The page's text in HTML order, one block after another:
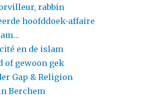
rabbin
hoofddoek-affaire
en de islam
of gewoon gek
Gap & Religion
Berchem